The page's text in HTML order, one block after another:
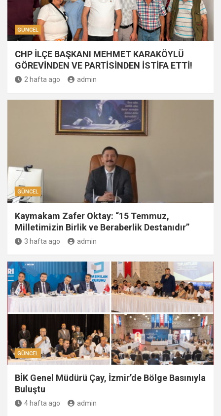
GÜNCEL
CHP İLÇE BAŞKANI MEHMET KARAKÖYLÜ
GÖREVİNDEN VE PARTİSİNDEN İSTİFA ETTİ!
2 hafta ago admin
GÜNCEL
Kaymakam Zafer Oktay: “15 Temmuz,
Milletimizin Birlik ve Beraberlik Destanıdır”
3 hafta ago admin
GÜNCEL
BİK Genel Müdürü Çay, İzmir’de Bölge Basınıyla
Buluştu
4 hafta ago admin